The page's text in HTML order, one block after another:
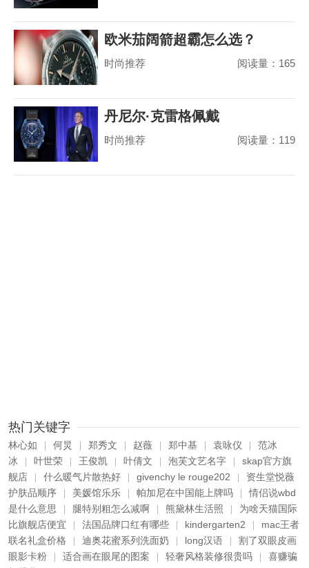
欧米茄阔箭超霸怎么选？
时尚推荐 阅读量：165
丹尼尔·克雷格佩戴
MoonSwatch 出席美国国
时尚推荐 阅读量：119
热门关键字
林心如 何炅 郑秀文 赵薇 郑中基 袁咏仪
范冰
冰
叶世荣 王俊凯 叶倩文 泡芙文艺名字
skap官方旗
舰店
什么暖气片散热好 givenchy le rouge202
资生堂悦薇
护肤品顺序
美媛馆乐乐 帕加尼在中国能上牌吗
情侣说wbd
是什么意思
腿特别粗怎么减啊 熊黛林生活照
为啥天猫国际
比旗舰店便宜
法国品牌口红有哪些 kindergarten2
mac王者
联名礼盒价格
迪奥花蜜系列洗面奶 long汉语
割了双眼皮画
眼影卡粉
适合画在眼尾的图案 轻奢风格装修很贵吗
喜赚骗